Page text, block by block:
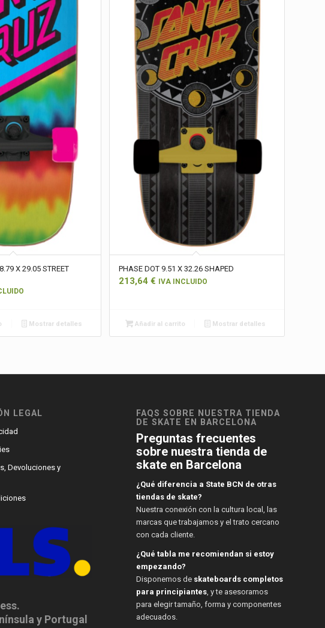
X 29.05 STREET
Mostrar detalles
PHASE DOT 9.51 X 32.26 SHAPED
213,64 € IVA INCLUIDO
Añadir al carrito Mostrar detalles
LEGAL
Devoluciones y
y Portugal
FAQS SOBRE NUESTRA TIENDA
DE SKATE EN BARCELONA
Preguntas frecuentes
sobre nuestra tienda de
skate en Barcelona
¿Qué diferencia a State BCN de otras
tiendas de skate?
Nuestra conexión con la cultura local, las
marcas que trabajamos y el trato cercano
con cada cliente.
¿Qué tabla me recomiendan si estoy
empezando?
Disponemos de skateboards completos
para principiantes, y te asesoramos
para elegir tamaño, forma y componentes
adecuados.